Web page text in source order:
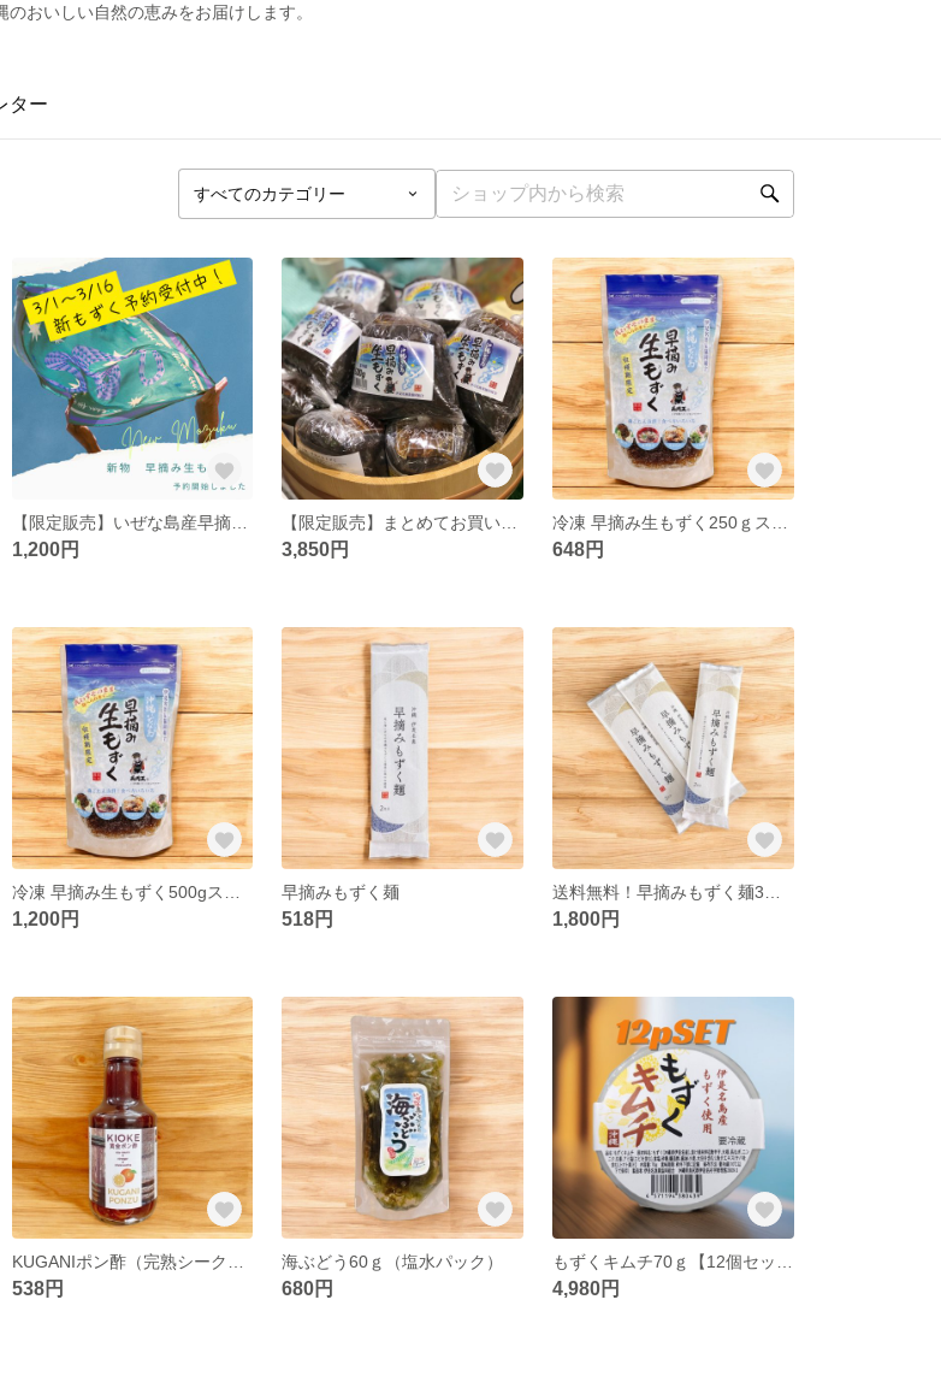
おいしい自然の恵みをお届けします。
ター
【限定販売】いぜな島産早摘み生もずく 500g
1,200円 3,850円 648円
1,200円
早摘みもずく麺
518円 1,800円
538円
海ぶどう60ｇ（塩水パック）
680円 4,980円